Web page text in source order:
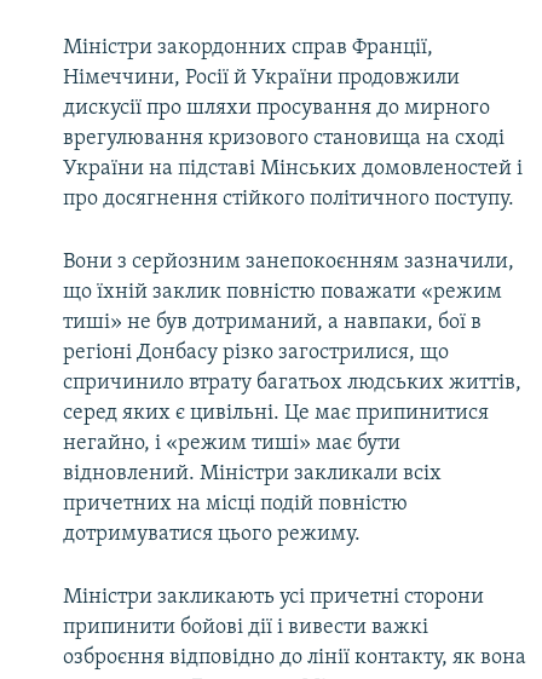
Міністри закордонних справ Франції,
Німеччини, Росії й України продовжили
дискусії про шляхи просування до мирного
врегулювання кризового становища на сході
України на підставі Мінських домовленостей і
про досягнення стійкого політичного поступу.
Вони з серйозним занепокоєнням зазначили,
що їхній заклик повністю поважати «режим
тиші» не був дотриманий, а навпаки, бої в
регіоні Донбасу різко загострилися, що
спричинило втрату багатьох людських життів,
серед яких є цивільні. Це має припинитися
негайно, і «режим тиші» має бути
відновлений. Міністри закликали всіх
причетних на місці подій повністю
дотримуватися цього режиму.
Міністри закликають усі причетні сторони
припинити бойові дії і вивести важкі
озброєння відповідно до лінії контакту, як вона